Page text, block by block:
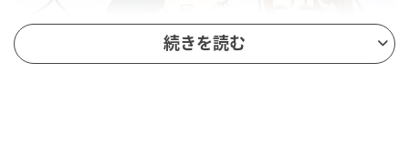
続きを読む